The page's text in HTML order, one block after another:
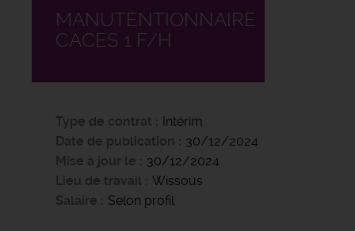
MANUTENTIONNAIRE
CACES 1 F/H
Type de contrat
Intérim
Date de publication
30/12/2024
Mise à jour le
30/12/2024
Lieu de travail
Wissous
Salaire
Selon profil